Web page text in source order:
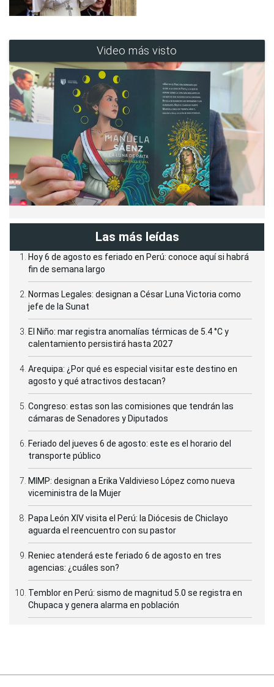
Video más visto
Las más leídas
Hoy 6 de agosto es feriado en Perú: conoce aquí si habrá
fin de semana largo
Normas Legales: designan a César Luna Victoria como
jefe de la Sunat
El Niño: mar registra anomalías térmicas de 5.4 °C y
calentamiento persistirá hasta 2027
Arequipa: ¿Por qué es especial visitar este destino en
agosto y qué atractivos destacan?
Congreso: estas son las comisiones que tendrán las
cámaras de Senadores y Diputados
Feriado del jueves 6 de agosto: este es el horario del
transporte público
MIMP: designan a Erika Valdivieso López como nueva
viceministra de la Mujer
Papa León XIV visita el Perú: la Diócesis de Chiclayo
aguarda el reencuentro con su pastor
Reniec atenderá este feriado 6 de agosto en tres
agencias: ¿cuáles son?
Temblor en Perú: sismo de magnitud 5.0 se registra en
Chupaca y genera alarma en población